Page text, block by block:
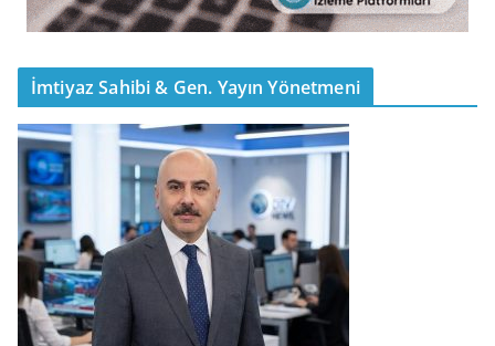
İmtiyaz Sahibi & Gen. Yayın Yönetmeni